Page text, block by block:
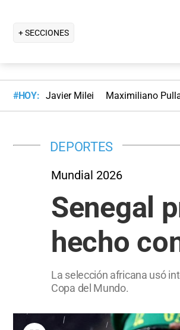
+ SECCIONES
#HOY: Javier Milei Maximiliano
DEPORTES
Mundial 2026
Senegal
hecho
La selección africana usó
Copa del Mundo.